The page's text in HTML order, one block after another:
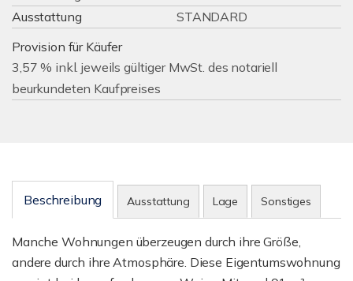
Ausstattung
STANDARD
Provision für Käufer
3,57 % inkl. jeweils gültiger MwSt. des notariell
beurkundeten Kaufpreises
Beschreibung Ausstattung Lage Sonstiges
Manche Wohnungen überzeugen durch ihre Größe,
andere durch ihre Atmosphäre. Diese Eigentumswohnung